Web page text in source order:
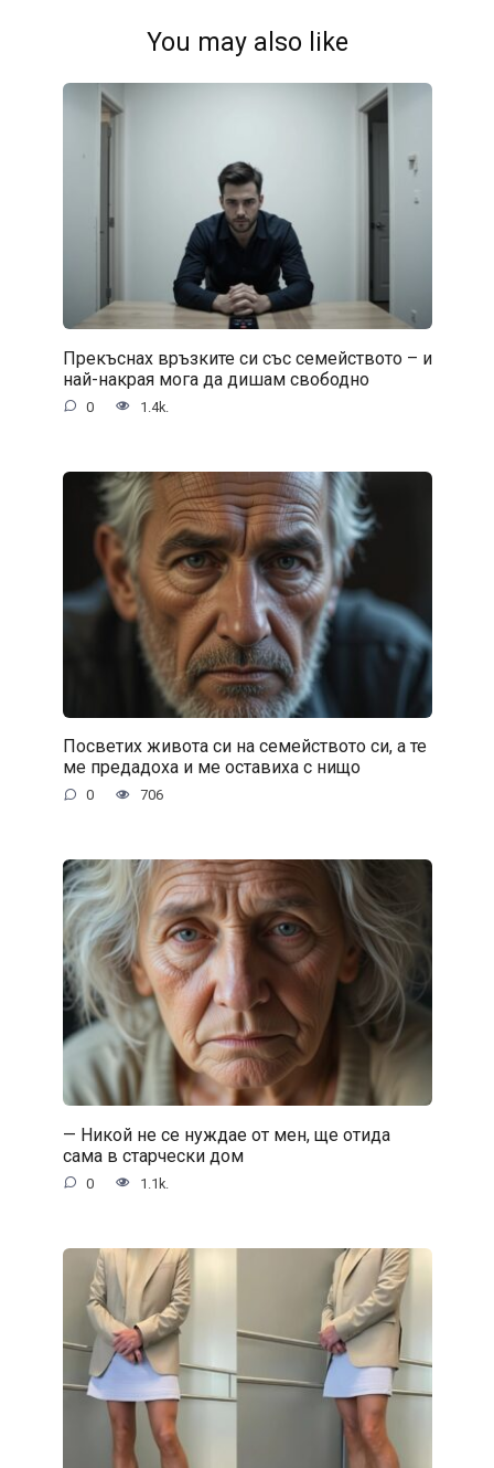
You may also like
Прекъснах връзките си със семейството – и
най-накрая мога да дишам свободно
0 1.4k.
Посветих живота си на семейството си, а те
ме предадоха и ме оставиха с нищо
0 706
— Никой не се нуждае от мен, ще отида
сама в старчески дом
0 1.1k.